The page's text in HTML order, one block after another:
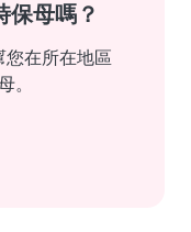
保母嗎？
您在所在地區
。